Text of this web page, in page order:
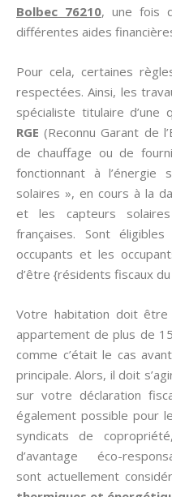
Bolbec 76210, une fois
différentes aides
Pour cela, certaines
respectées. Ainsi, les
spécialiste titulaire d’une
RGE(Reconnu Garant de
de chauffage ou de
fonctionnant à
solaires », en cours à la
et les capteurs
françaises. Sont
occupants et les
d’être {résidents fiscaux
Votre habitation doit être
appartement de plus de
comme c’était le cas
principale. Alors, il doit
sur votre déclaration
également possible pour
syndicats de
d’avantage éco-
sont actuellement